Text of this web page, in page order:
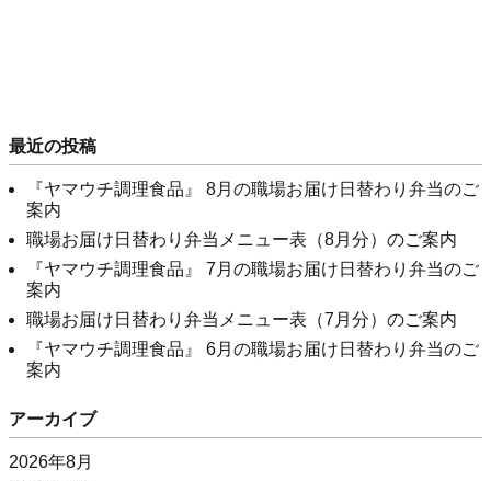
最近の投稿
『ヤマウチ調理食品』 8月の職場お届け日替わり弁当のご
案内
職場お届け日替わり弁当メニュー表（8月分）のご案内
『ヤマウチ調理食品』 7月の職場お届け日替わり弁当のご
案内
職場お届け日替わり弁当メニュー表（7月分）のご案内
『ヤマウチ調理食品』 6月の職場お届け日替わり弁当のご
案内
アーカイブ
2026年8月